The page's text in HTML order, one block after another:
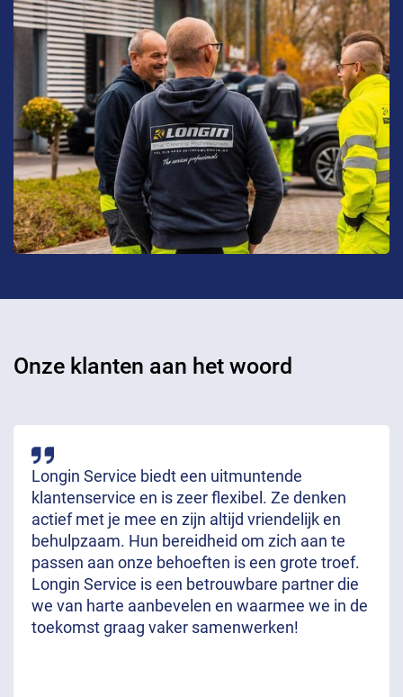
Onze klanten aan het woord
Longin Service biedt een uitmuntende
klantenservice en is zeer flexibel. Ze denken
actief met je mee en zijn altijd vriendelijk en
behulpzaam. Hun bereidheid om zich aan te
passen aan onze behoeften is een grote troef.
Longin Service is een betrouwbare partner die
we van harte aanbevelen en waarmee we in de
toekomst graag vaker samenwerken!